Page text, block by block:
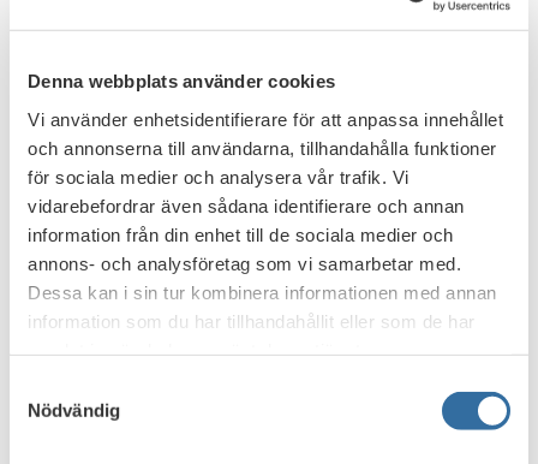
Denna webbplats använder cookies
Vi använder enhetsidentifierare för att anpassa innehållet
och annonserna till användarna, tillhandahålla funktioner
för sociala medier och analysera vår trafik. Vi
vidarebefordrar även sådana identifierare och annan
information från din enhet till de sociala medier och
annons- och analysföretag som vi samarbetar med.
Dessa kan i sin tur kombinera informationen med annan
information som du har tillhandahållit eller som de har
Nödvändig
Informationen bör lämnas i generella ordalag där följder
i form av förändringar av kostnader och betalningstid
ges enligt avtalsvillkoren för en konsumtionskredit utan att
några andra särskilda omständigheter/förutsättningar
behöver vara uppfyllda, och där betalningsbefrielsen
omfattar både ränta och amortering.
Efter en sådan betalningsfri period bör konsumenten få
information om hur denna påverkat skuldsaldot och i
förekommande fall återbetalningstidens längd.
informeras om att en kreditprövning kommer att ske.